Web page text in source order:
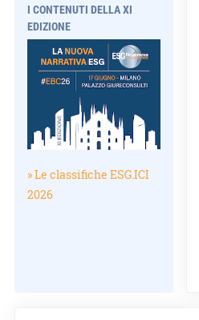
I CONTENUTI DELLA XI
EDIZIONE
» Le classifiche ESG.ICI
2026